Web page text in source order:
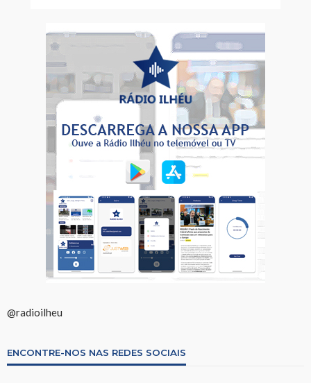
@radioilheu
ENCONTRE-NOS NAS REDES SOCIAIS